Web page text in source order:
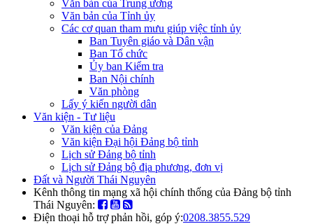
Văn bản của Trung ương
Văn bản của Tỉnh ủy
Các cơ quan tham mưu giúp việc tỉnh ủy
Ban Tuyên giáo và Dân vận
Ban Tổ chức
Ủy ban Kiểm tra
Ban Nội chính
Văn phòng
Lấy ý kiến người dân
Văn kiện - Tư liệu
Văn kiện của Đảng
Văn kiện Đại hội Đảng bộ tỉnh
Lịch sử Đảng bộ tỉnh
Lịch sử Đảng bộ địa phương, đơn vị
Đất và Người Thái Nguyên
Kênh thông tin mạng xã hội chính thống của Đảng bộ tỉnh
Thái Nguyên:
Điện thoại hỗ trợ phản hồi, góp ý:0208.3855.529